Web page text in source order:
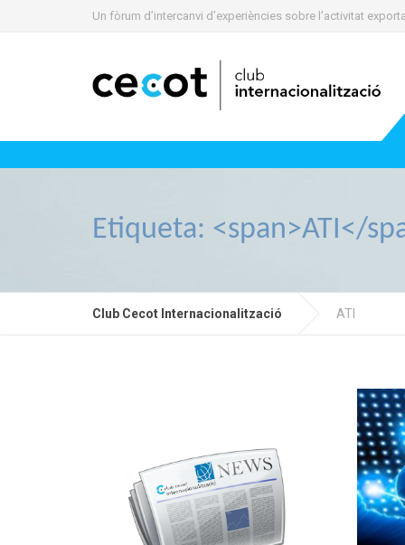
Un fòrum d’intercanvi d’experiències sobre l’activitat
Etiqueta: <span>ATI</
Club Cecot Internacionalització ATI